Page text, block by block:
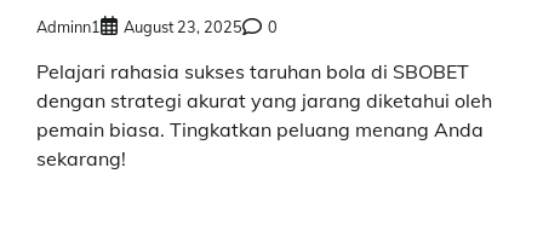
Adminn1 August 23, 2025 0
Pelajari rahasia sukses taruhan bola di SBOBET
dengan strategi akurat yang jarang diketahui oleh
pemain biasa. Tingkatkan peluang menang Anda
sekarang!